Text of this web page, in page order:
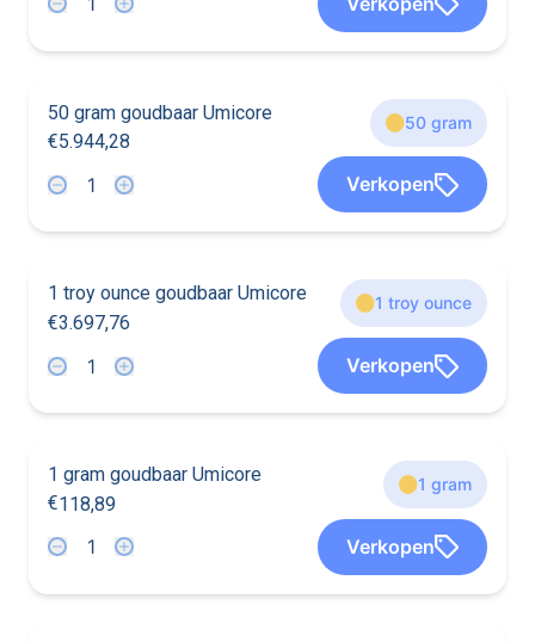
2
11
6
888
2
5
6
7
50 gram goudbaar Umicore 50 gram
€5
3
5
5
.9
9
4
5
4
4
4
,2
5
2
8
5
3
8
Verkopen
1 troy ounce goudbaar Umicore 1 troy ounce
€3
9
2
3
.6
6
9
9
9
7
7
,7
9
7
6
9
2
6
Verkopen
1 gram goudbaar Umicore 1 gram
€1
5
9
1
1
1
8
8
,8
8
9
9
Verkopen